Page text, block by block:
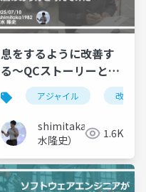
息をするように改善す
る～QCストーリーと対
比しながら改善のあり
方を考えてみた～
アジャイル 改善
shimitaka（清
水隆史）
1.6K